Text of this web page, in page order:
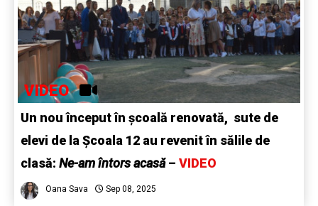
VIDEO
Un nou început în școală renovată, sute de
elevi de la Școala 12 au revenit în sălile de
clasă: Ne-am întors acasă– VIDEO
Oana Sava Sep 08, 2025